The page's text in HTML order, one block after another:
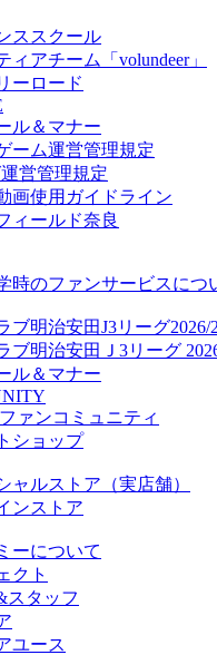
ブ明治安田Ｊ3リーグ
ル＆マナー
ァンコミュニティ
ショップ
ャルストア（実店舗）
ンストア
ーについて
クト
タッフ
ユース
（ナラディーア）
パートナー企業
ー募集
念
報
ビリティ
支援
ジェクト
ススクール
ィアチーム「volundeer」
ーロード
ル＆マナー
ーム運営管理規定
営管理規定
画使用ガイドライン
ィールド奈良
時のファンサービスにつ
ブ明治安田J3リーグ
ブ明治安田Ｊ3リーグ
ル＆マナー
ァンコミュニティ
ショップ
ャルストア（実店舗）
ンストア
ーについて
クト
スタッフ
ユース